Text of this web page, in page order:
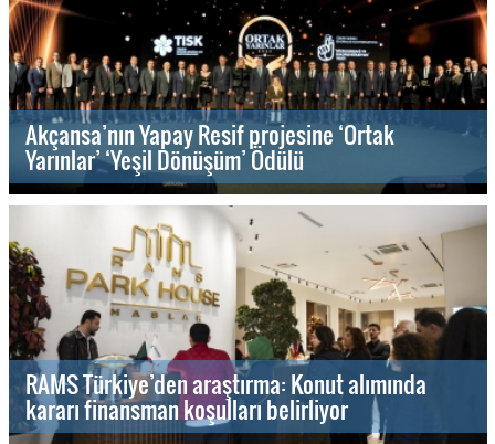
Akçansa’nın Yapay Resif projesine ‘Ortak
Yarınlar’ ‘Yeşil Dönüşüm’ Ödülü
RAMS Türkiye’den araştırma: Konut alımında
kararı finansman koşulları belirliyor